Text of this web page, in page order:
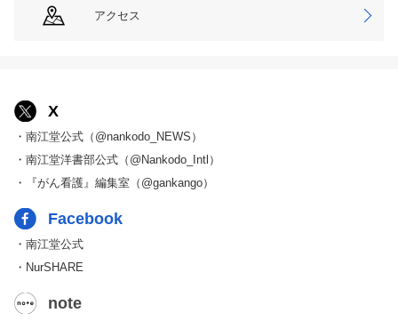
アクセス
X
・南江堂公式（@nankodo_NEWS）
・南江堂洋書部公式（@Nankodo_Intl）
・『がん看護』編集室（@gankango）
Facebook
・南江堂公式
・NurSHARE
note